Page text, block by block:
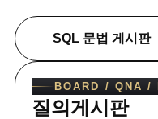
SQL 문법 게시판
BOARD / QNA /
질의게시판